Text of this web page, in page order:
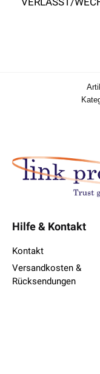
Hilfe & Kontakt
Kontakt
Versandkosten &
Rücksendungen